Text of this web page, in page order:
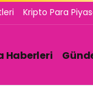
Kripto Para
Haberleri